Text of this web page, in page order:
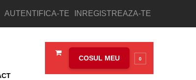
AUTENTIFICA-TE INREGISTREAZA-TE
COSUL MEU 0